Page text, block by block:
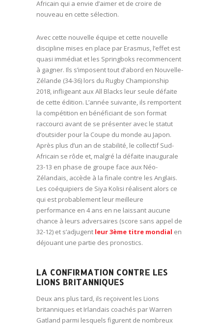
Africain qui a envie d’aimer et de croire de
nouveau en cette sélection.
Avec cette nouvelle équipe et cette nouvelle
discipline mises en place par Erasmus, l’effet est
quasi immédiat et les Springboks recommencent
à gagner. Ils s’imposent tout d’abord en Nouvelle-
Zélande (34-36) lors du Rugby Championship
2018, infligeant aux All Blacks leur seule défaite
de cette édition. L’année suivante, ils remportent
la compétition en bénéficiant de son format
raccourci avant de se présenter avec le statut
d’outsider pour la Coupe du monde au Japon.
Après plus d’un an de stabilité, le collectif Sud-
Africain se rôde et, malgré la défaite inaugurale
23-13 en phase de groupe face aux Néo-
Zélandais, accède à la finale contre les Anglais.
Les coéquipiers de Siya Kolisi réalisent alors ce
qui est probablement leur meilleure
performance en 4 ans en ne laissant aucune
chance à leurs adversaires (score sans appel de
32-12) et s’adjugent leur 3ème titre mondial en
déjouant une partie des pronostics.
LA CONFIRMATION CONTRE LES
LIONS BRITANNIQUES
Deux ans plus tard, ils reçoivent les Lions
britanniques et Irlandais coachés par Warren
Gatland parmi lesquels figurent de nombreux